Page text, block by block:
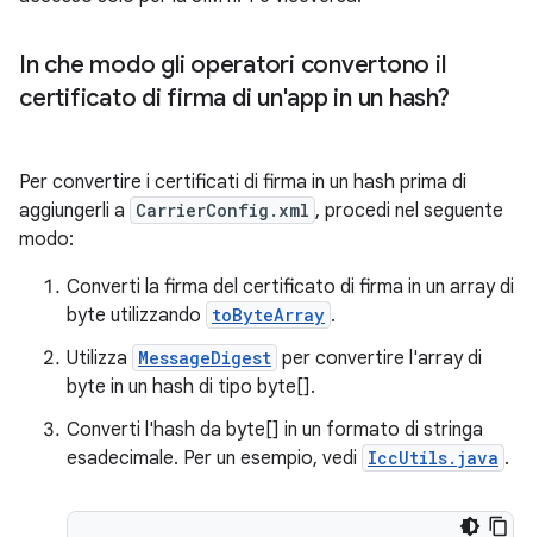
In che modo gli operatori convertono il
certificato di firma di un'app in un hash?
Per convertire i certificati di firma in un hash prima di
aggiungerli a CarrierConfig.xml , procedi nel seguente
modo:
Converti la firma del certificato di firma in un array di
byte utilizzando toByteArray .
Utilizza MessageDigest per convertire l'array di
byte in un hash di tipo byte[].
Converti l'hash da byte[] in un formato di stringa
esadecimale. Per un esempio, vedi IccUtils.java .